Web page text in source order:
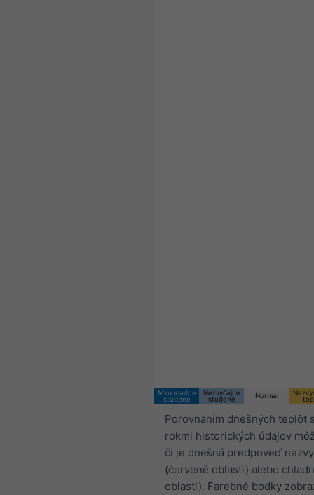
Mimoriadne
studené
Nezvyčajne
studené
Normál
Porovnaním dnešných teplôt
rokmi historických údajov
či je dnešná predpoveď
(červené oblasti) alebo
oblasti). Farebné bodky